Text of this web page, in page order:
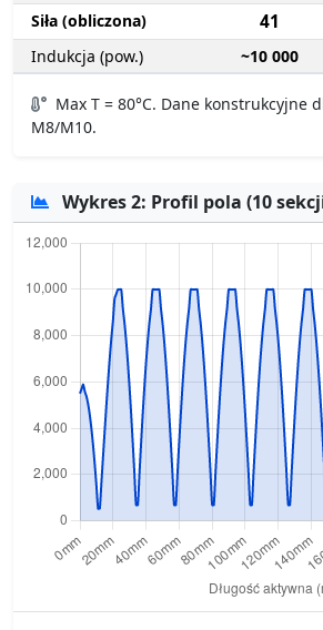
Siła (obliczona) 41
Indukcja (pow.)
~10 000
Max T = 80°C. Dane konstrukcyjne
M8/M10.
Wykres 2: Profil pola (10